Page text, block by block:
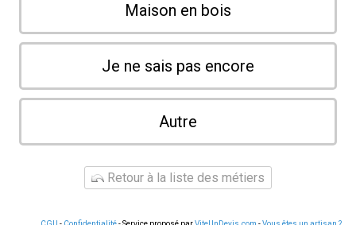
Maison en bois
Je ne sais pas encore
Autre
Retour à la liste des métiers